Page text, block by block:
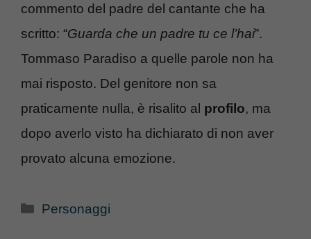
commento del padre del cantante che ha
scritto: “Guarda che un padre tu ce l’hai”.
Tommaso Paradiso a quelle parole non ha
mai risposto. Del genitore non sa
praticamente nulla, è risalito al profilo, ma
dopo averlo visto ha dichiarato di non aver
provato alcuna emozione.
Categorie
Personaggi